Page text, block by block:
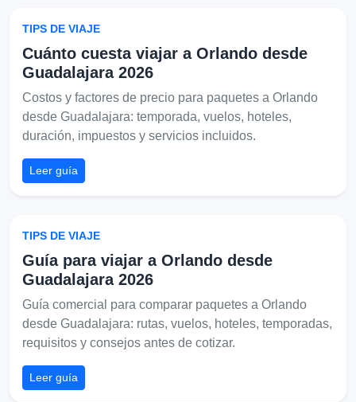
TIPS DE VIAJE
Cuánto cuesta viajar a Orlando desde
Guadalajara 2026
Costos y factores de precio para paquetes a Orlando
desde Guadalajara: temporada, vuelos, hoteles,
duración, impuestos y servicios incluidos.
Leer guía
TIPS DE VIAJE
Guía para viajar a Orlando desde
Guadalajara 2026
Guía comercial para comparar paquetes a Orlando
desde Guadalajara: rutas, vuelos, hoteles, temporadas,
requisitos y consejos antes de cotizar.
Leer guía